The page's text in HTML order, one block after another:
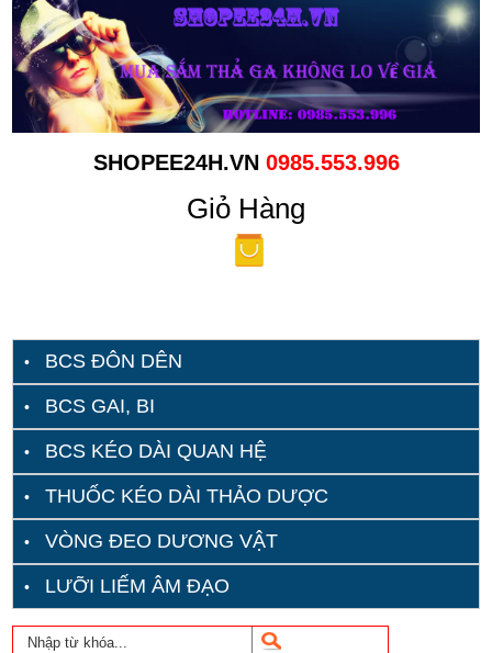
SHOPEE24H.VN 0985.553.996
Giỏ Hàng
BCS ĐÔN DÊN
BCS GAI, BI
BCS KÉO DÀI QUAN HỆ
THUỐC KÉO DÀI THẢO DƯỢC
VÒNG ĐEO DƯƠNG VẬT
LƯỠI LIẾM ÂM ĐẠO